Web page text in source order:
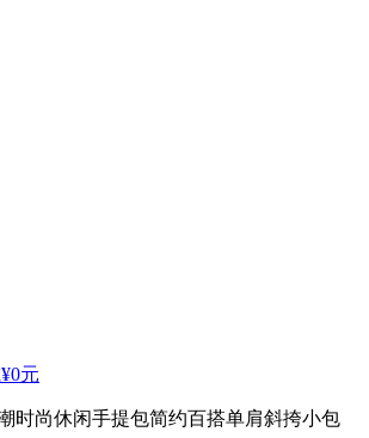
¥0元
时尚休闲手提包简约百搭单肩斜挎小包